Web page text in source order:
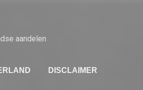
aandelen
DISCLAIMER